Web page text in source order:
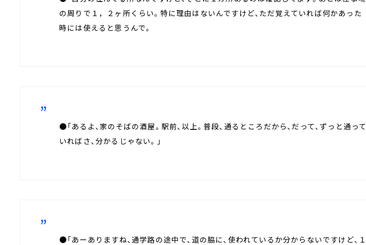
の周りで１，２ヶ所くらい。特に理由はないんですけど、ただ覚えていれば何かあった
時には使えると思うんで。
●「あるよ、家のそばの酒屋。駅前、以上。普段、通るところだから、だって、ずっと通って
いればさ、分かるじゃない。」
●「あーありますね、通学路の途中で、道の脇に、使われているか分からないですけど、１